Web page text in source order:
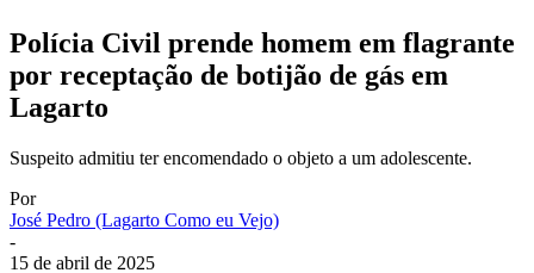
Polícia Civil prende homem em flagrante
por receptação de botijão de gás em
Lagarto
Suspeito admitiu ter encomendado o objeto a um adolescente.
Por
José Pedro (Lagarto Como eu Vejo)
-
15 de abril de 2025